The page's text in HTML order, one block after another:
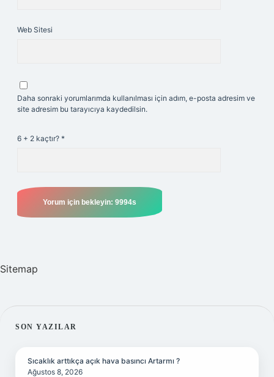
Web Sitesi
Daha sonraki yorumlarımda kullanılması için adım, e-posta adresim ve
site adresim bu tarayıcıya kaydedilsin.
6 + 2 kaçtır? *
Sitemap
SIDEBAR
SON YAZILAR
Sıcaklık arttıkça açık hava basıncı Artarmı ?
Ağustos 8, 2026